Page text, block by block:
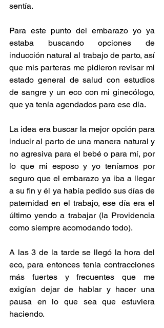
sentía.
Para este punto del embarazo yo ya
estaba buscando opciones de
inducción natural al trabajo de parto, así
que mis parteras me pidieron revisar mi
estado general de salud con estudios
de sangre y un eco con mi ginecólogo,
que ya tenía agendados para ese día.
La idea era buscar la mejor opción para
inducir al parto de una manera natural y
no agresiva para el bebé o para mí, por
lo que mi esposo y yo teníamos por
seguro que el embarazo ya iba a llegar
a su fin y él ya había pedido sus días de
paternidad en el trabajo, ese día era el
último yendo a trabajar (la Providencia
como siempre acomodando todo).
A las 3 de la tarde se llegó la hora del
eco, para entonces tenía contracciones
más fuertes y frecuentes que me
exigían dejar de hablar y hacer una
pausa en lo que sea que estuviera
haciendo.